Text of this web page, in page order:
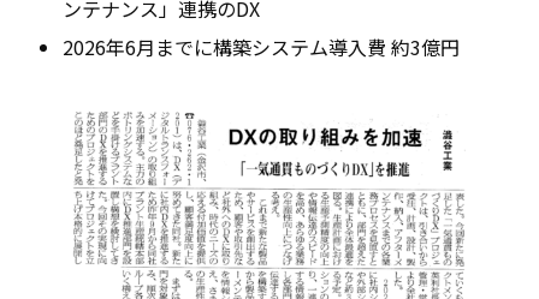
ンテナンス」連携のDX
2026年6月までに構築システム導入費 約3億円